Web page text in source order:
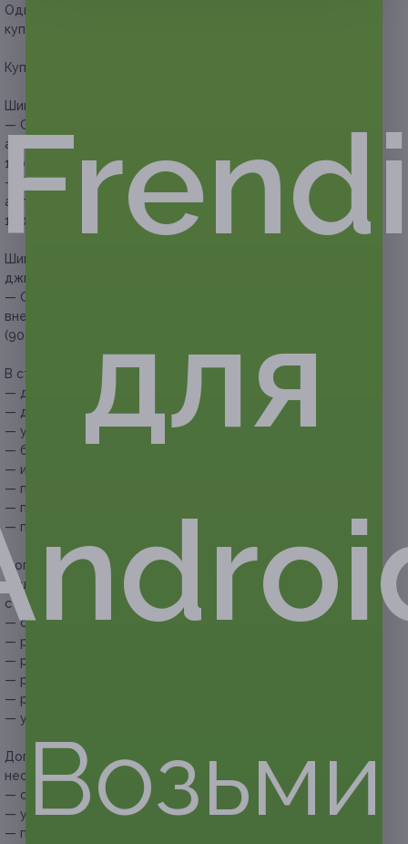
Один человек может купить неограниченное количество
купонов для себя или в подарок.
Купон действует на следующие виды услуг:
Шиномонтаж 4 колес легкового автомобиля:
— Скидка 50% на шиномонтаж 4 колес легкового
автомобиля радиусом от R13 до R16 (550 руб. вместо
1100 руб.)
— Скидка 50% на шиномонтаж 4 колес легкового
автомобиля радиусом от R17 до R19 (900 руб. вместо
1800 руб.)
Шиномонтаж 4 колес кроссовера, внедорожника или
джипа:
— Скидка 50% на шиномонтаж 4 колес кроссовера,
внедорожника или джипа радиусом от R13 до R20
(900 руб. вместо 1800 руб.)
В стоимость купона входит:
— демонтаж и монтаж колес;
— демонтаж и монтаж шин;
— установка давления;
— балансировка;
— использование грузов необходимого веса;
— проверка вентилей на пригодность;
— проверка диска на геометрию;
— протяжка колесных гаек и болтов.
Дополнительно оплачивается на месте:
— шиномонтаж колес класса RunFlat, класса С, шин
с профилем ниже 50% — 80 руб./колесо;
— самоклеящиеся грузы для литых дисков — 20 руб.;
— ремонт шины заплаткой — от 100 руб.;
— ремонт шины «жгутом» — от 100 руб.;
— ремонт шины «грибком» — от 250 руб.;
— ремонт бокового пореза — от 400 руб.;
— устранение грыжи — от 400 руб.
Дополнительные услуги, которые можно приобрести при
необходимости:
— обработка герметиком — 50 руб./колесо;
— установка вентиля и замена ниппеля — 50 руб.;
— подкачка одного колеса — 10 руб.;
для
Возьми